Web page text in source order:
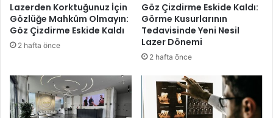
z
ü
ü
d
ü
i
i
e
n
d
i
Lazerden Korktuğunuz İçin
Gözlüğe Mahkûm Olmayın:
Göz Çizdirme Eskide Kaldı
2 hafta önce
Göz Çizdirme Eskide Kaldı:
Görme Kusurlarının
Tedavisinde Yeni Nesil
Lazer Dönemi
2 hafta önce